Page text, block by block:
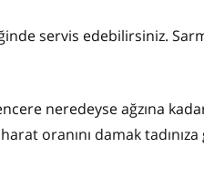
servis edebilirsiniz.
neredeyse ağzına
oranını damak